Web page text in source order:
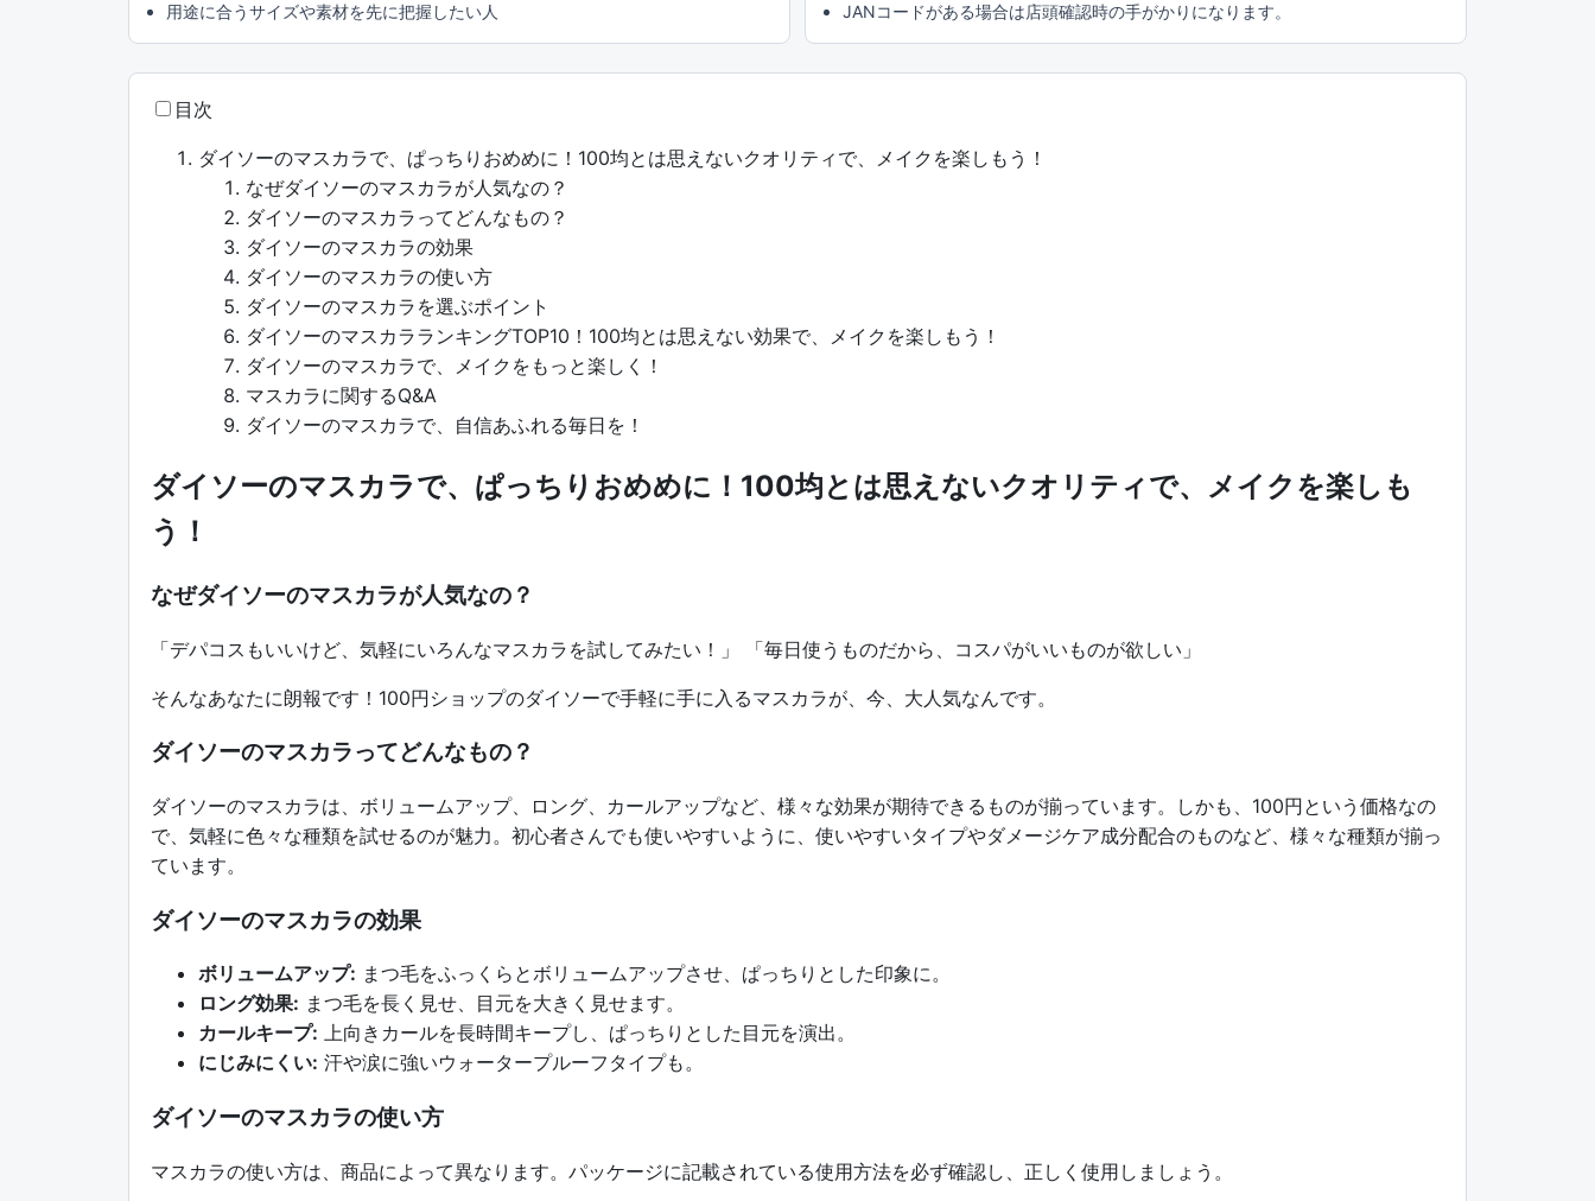
用途に合うサイズや素材を先に把握したい人
JANコードがある場合は店頭確認時の手がかりになります。
目次
ダイソーのマスカラで、ぱっちりおめめに！100均とは思えないクオリティで、メイクを楽しもう！
なぜダイソーのマスカラが人気なの？
ダイソーのマスカラってどんなもの？
ダイソーのマスカラの効果
ダイソーのマスカラの使い方
ダイソーのマスカラを選ぶポイント
ダイソーのマスカラランキングTOP10！100均とは思えない効果で、メイクを楽しもう！
ダイソーのマスカラで、メイクをもっと楽しく！
マスカラに関するQ&A
ダイソーのマスカラで、自信あふれる毎日を！
ダイソーのマスカラで、ぱっちりおめめに！100均とは思えないクオリティで、メイクを楽しも
う！
なぜダイソーのマスカラが人気なの？
「デパコスもいいけど、気軽にいろんなマスカラを試してみたい！」 「毎日使うものだから、コスパがいいものが欲しい」
そんなあなたに朗報です！100円ショップのダイソーで手軽に手に入るマスカラが、今、大人気なんです。
ダイソーのマスカラってどんなもの？
ダイソーのマスカラは、ボリュームアップ、ロング、カールアップなど、様々な効果が期待できるものが揃っています。しかも、100円という価格なの
で、気軽に色々な種類を試せるのが魅力。初心者さんでも使いやすいように、使いやすいタイプやダメージケア成分配合のものなど、様々な種類が揃っ
ています。
ダイソーのマスカラの効果
ボリュームアップ: まつ毛をふっくらとボリュームアップさせ、ぱっちりとした印象に。
ロング効果: まつ毛を長く見せ、目元を大きく見せます。
カールキープ: 上向きカールを長時間キープし、ぱっちりとした目元を演出。
にじみにくい: 汗や涙に強いウォータープルーフタイプも。
ダイソーのマスカラの使い方
マスカラの使い方は、商品によって異なります。パッケージに記載されている使用方法を必ず確認し、正しく使用しましょう。